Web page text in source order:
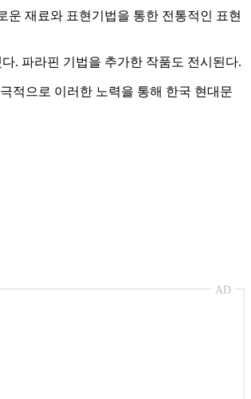
재료와 표현기법을 통한 전통적인 표현
. 파라핀 기법을 추가한 작품도 전시된다.
적으로 이러한 노력을 통해 한국 현대문
AD